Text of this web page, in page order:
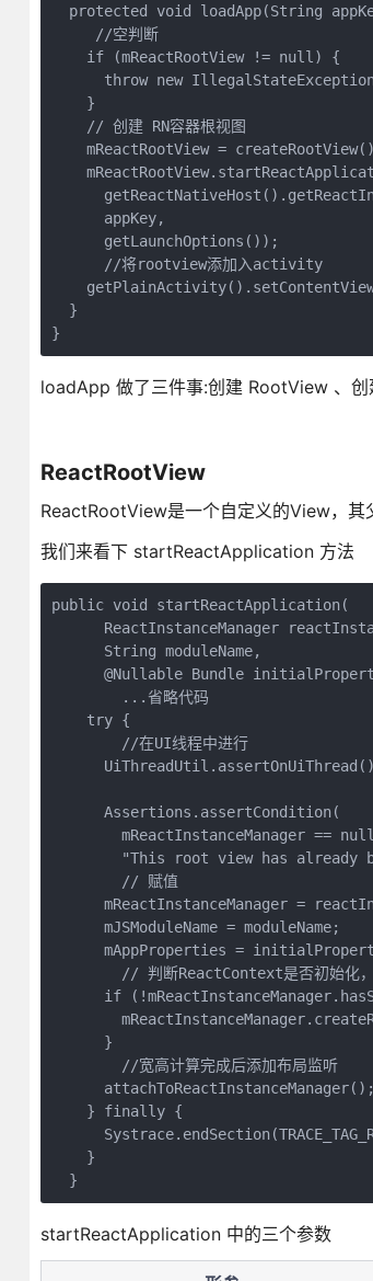
protected void loadApp(String
     //空判断
    if (mReactRootView != null) {
throw new
    }
    // 创建 RN容器根视图
mReactRootView =
      appKey,
      getLaunchOptions());
      //将rootview添加入activity
  }
loadApp 做了三件事:创建 RootView 、
ReactRootView
ReactRootView是一个自定义的View，其
我们来看下 startReactApplication 方法
public void startReactApplication(
ReactInstanceManager
      String moduleName,
@Nullable Bundle
        ...省略代码
    try {
        //在UI线程中进行
      Assertions.assertCondition(
mReactInstanceManager ==
"This root view has already
        // 赋值
mReactInstanceManager =
      mJSModuleName = moduleName;
mAppProperties =
// 判断ReactContext是否初始化，
if
      }
        //宽高计算完成后添加布局监听
      attachToReactInstanceManager();
    } finally {
    }
startReactApplication 中的三个参数